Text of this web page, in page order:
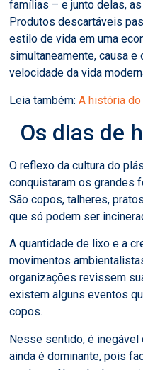
famílias – e junto delas,
Produtos descartáveis
estilo de vida em uma
simultaneamente, causa
velocidade da vida
Leia também:A história
Os dias de
O reflexo da cultura do
conquistaram os grandes
São copos, talheres,
que só podem ser
A quantidade de lixo e a
movimentos
organizações revissem
existem alguns eventos
copos.
Nesse sentido, é
ainda é dominante, pois